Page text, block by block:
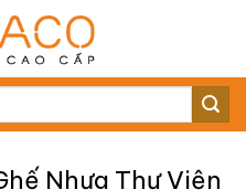
Nhựa Thư Viện